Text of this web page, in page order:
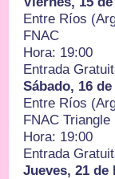
Entre Ríos
FNAC
Hora: 19:00
Entrada
Sábado, 16
Entre Ríos
FNAC Triangle
Hora: 19:00
Entrada
Jueves, 21 de